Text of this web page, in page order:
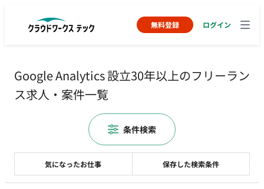
無料登録 ログイン
Google Analytics 設立30年以上のフリーラン
ス求人・案件一覧
気になったお仕事 保存した検索条件
条件検索